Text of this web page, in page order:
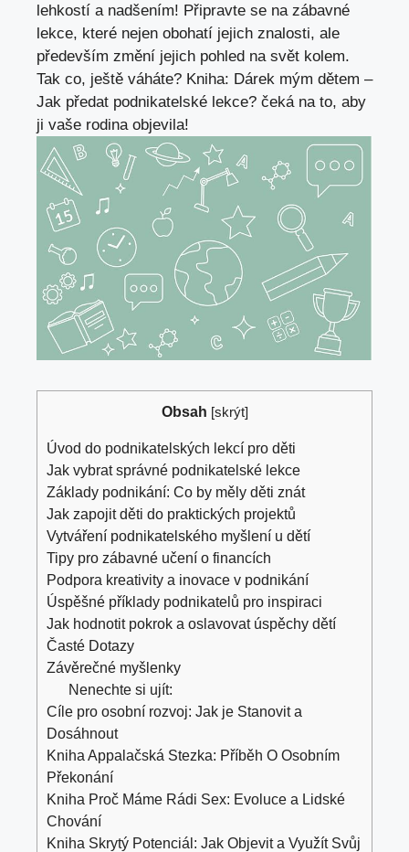
lehkostí a ​nadšením! Připravte se na zábavné
lekce, které⁣ nejen obohatí jejich znalosti, ale‍
především změní jejich pohled na svět kolem.
Tak co, ještě váháte? Kniha: Dárek mým dětem –
Jak předat podnikatelské​ lekce? čeká na to, aby
ji vaše⁤ rodina objevila!
Obsah [skrýt]
Úvod⁢ do podnikatelských lekcí pro‌ děti
Jak vybrat správné podnikatelské lekce
Základy podnikání: Co by měly děti znát
Jak⁤ zapojit děti do praktických projektů
Vytváření podnikatelského myšlení u⁣ dětí
Tipy pro zábavné učení o ‍financích
Podpora kreativity a ⁢inovace v ‍podnikání
Úspěšné příklady podnikatelů pro inspiraci
Jak hodnotit pokrok⁢ a oslavovat úspěchy dětí
Časté ​Dotazy
Závěrečné ​myšlenky
Nenechte si ujít:
Cíle pro osobní rozvoj: Jak je Stanovit a
Dosáhnout
Kniha Appalačská Stezka: Příběh O Osobním
Překonání
Kniha Proč Máme Rádi Sex: Evoluce a Lidské
Chování
Kniha Skrytý Potenciál: Jak Objevit a Využít Svůj